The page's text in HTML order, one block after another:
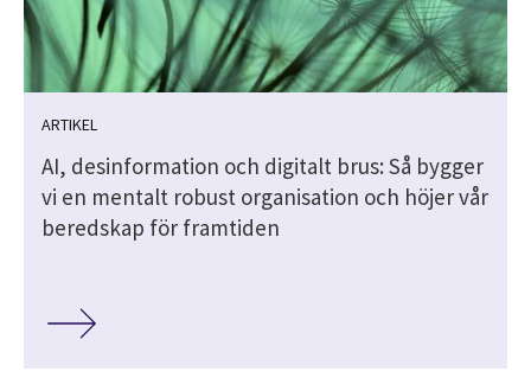
ARTIKEL
AI, desinformation och digitalt brus: Så bygger
vi en mentalt robust organisation och höjer vår
beredskap för framtiden